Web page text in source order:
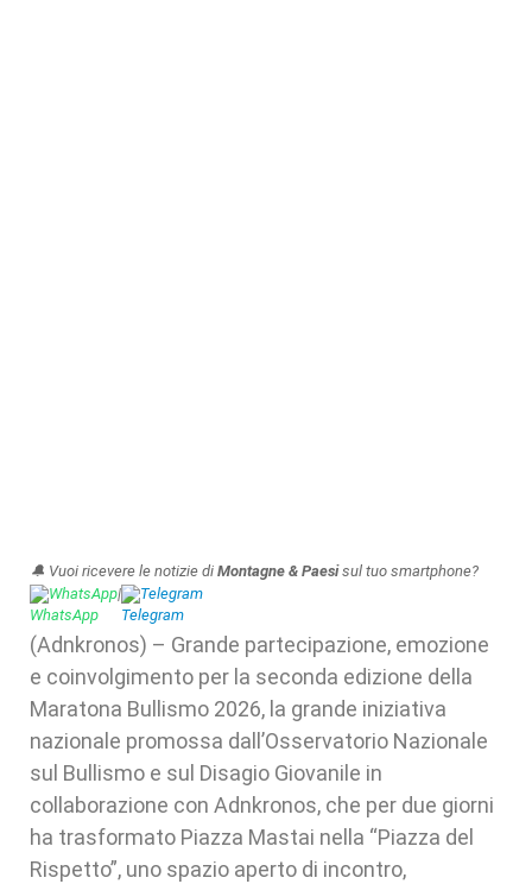
🔔 Vuoi ricevere le notizie di Montagne & Paesisul tuo smartphone?
WhatsApp| Telegram
(Adnkronos) – Grande partecipazione, emozione
e coinvolgimento per la seconda edizione della
Maratona Bullismo 2026, la grande iniziativa
nazionale promossa dall’Osservatorio Nazionale
sul Bullismo e sul Disagio Giovanile in
collaborazione con Adnkronos, che per due giorni
ha trasformato Piazza Mastai nella “Piazza del
Rispetto”, uno spazio aperto di incontro,